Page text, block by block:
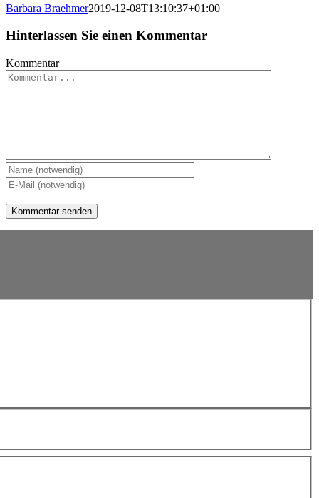
Barbara Braehmer2019-12-08T13:10:37+01:00
Hinterlassen Sie einen Kommentar
Kommentar